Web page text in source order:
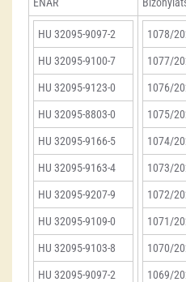
HU 32095-9097-2
HU 32095-9100-7
HU 32095-9123-0
HU 32095-8803-0
HU 32095-9166-5
HU 32095-9163-4
HU 32095-9207-9
HU 32095-9109-0
HU 32095-9103-8
HU 32095-9097-2
1078/
1077/
1076/
1075/
1074/
1073/
1072/
1071/
1070/
1069/